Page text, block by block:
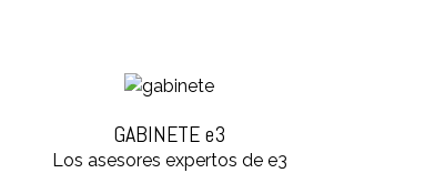
GABINETE e3
Los asesores expertos de e3